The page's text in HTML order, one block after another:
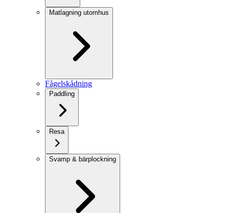
Matlagning utomhus
Fågelskådning
Paddling
Resa
Svamp & bärplockning